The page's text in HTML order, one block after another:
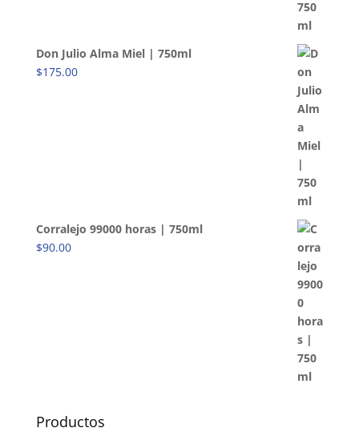
Don Julio Alma Miel | 750ml
$175.00
Corralejo 99000 horas | 750ml
$90.00
Productos